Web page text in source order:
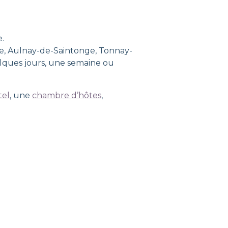
Aulnay-de-Saintonge, Tonnay-
jours, une semaine ou
, une chambre d’hôtes,